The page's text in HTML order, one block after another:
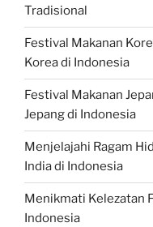
Tradisional
Festival Makanan
Korea di Indonesia
Festival Makanan
Jepang di Indonesia
Menjelajahi Ragam
India di Indonesia
Menikmati Kelezatan
Indonesia